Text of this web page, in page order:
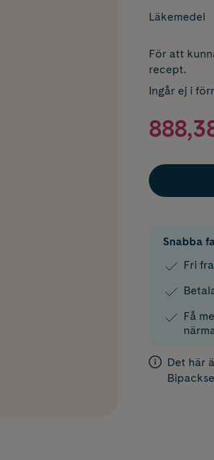
Läkemedel
För att
recept.
Ingår ej i
Snabba
Fri
Få
Det här